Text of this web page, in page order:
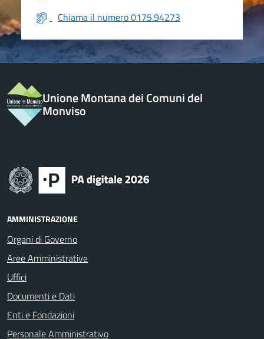
Chiama il numero 0175.94273
Unione Montana dei Comuni del
Monviso
AMMINISTRAZIONE
Organi di Governo
Aree Amministrative
Uffici
Documenti e Dati
Enti e Fondazioni
Personale Amministrativo